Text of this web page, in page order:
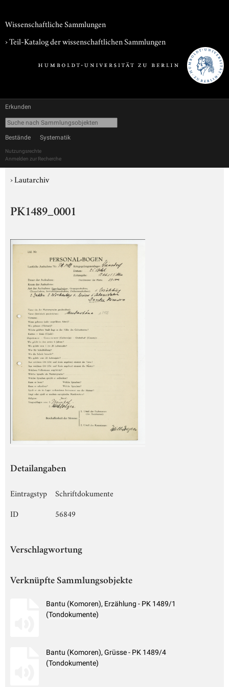
Wissenschaftliche Sammlungen
› Teil-Katalog der wissenschaftlichen Sammlungen
Erkunden
Bestände Systematik
Nutzungsrechte
Anmelden zur Recherche
›Lautarchiv
PK1489_0001
Detailangaben
Eintragstyp
Schriftdokumente
ID
56849
Verschlagwortung
Verknüpfte Sammlungsobjekte
Bantu (Komoren), Erzählung - PK 1489/1
(Tondokumente)
Bantu (Komoren), Grüsse - PK 1489/4
(Tondokumente)